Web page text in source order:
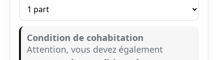
Condition de cohabitation
Attention, vous devez également